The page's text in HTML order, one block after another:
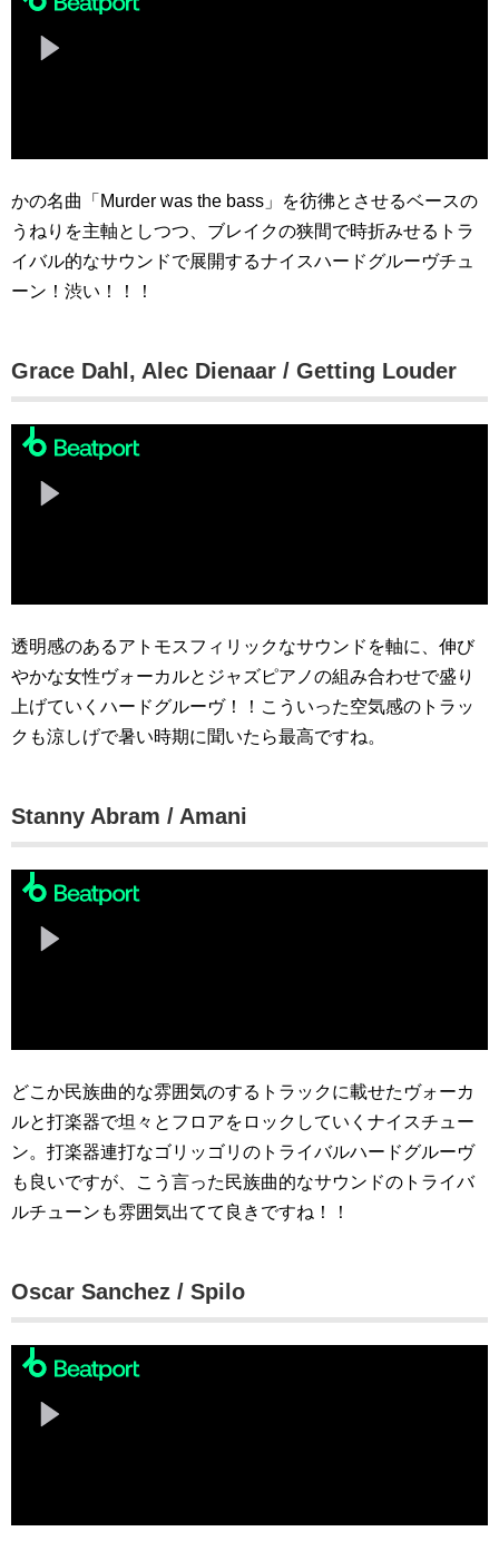
かの名曲「Murder was the bass」を彷彿とさせるベースの
うねりを主軸としつつ、ブレイクの狭間で時折みせるトラ
イバル的なサウンドで展開するナイスハードグルーヴチュ
ーン！渋い！！！
Grace Dahl, Alec Dienaar / Getting Louder
透明感のあるアトモスフィリックなサウンドを軸に、伸び
やかな女性ヴォーカルとジャズピアノの組み合わせで盛り
上げていくハードグルーヴ！！こういった空気感のトラッ
クも涼しげで暑い時期に聞いたら最高ですね。
Stanny Abram / Amani
どこか民族曲的な雰囲気のするトラックに載せたヴォーカ
ルと打楽器で坦々とフロアをロックしていくナイスチュー
ン。打楽器連打なゴリッゴリのトライバルハードグルーヴ
も良いですが、こう言った民族曲的なサウンドのトライバ
ルチューンも雰囲気出てて良きですね！！
Oscar Sanchez / Spilo